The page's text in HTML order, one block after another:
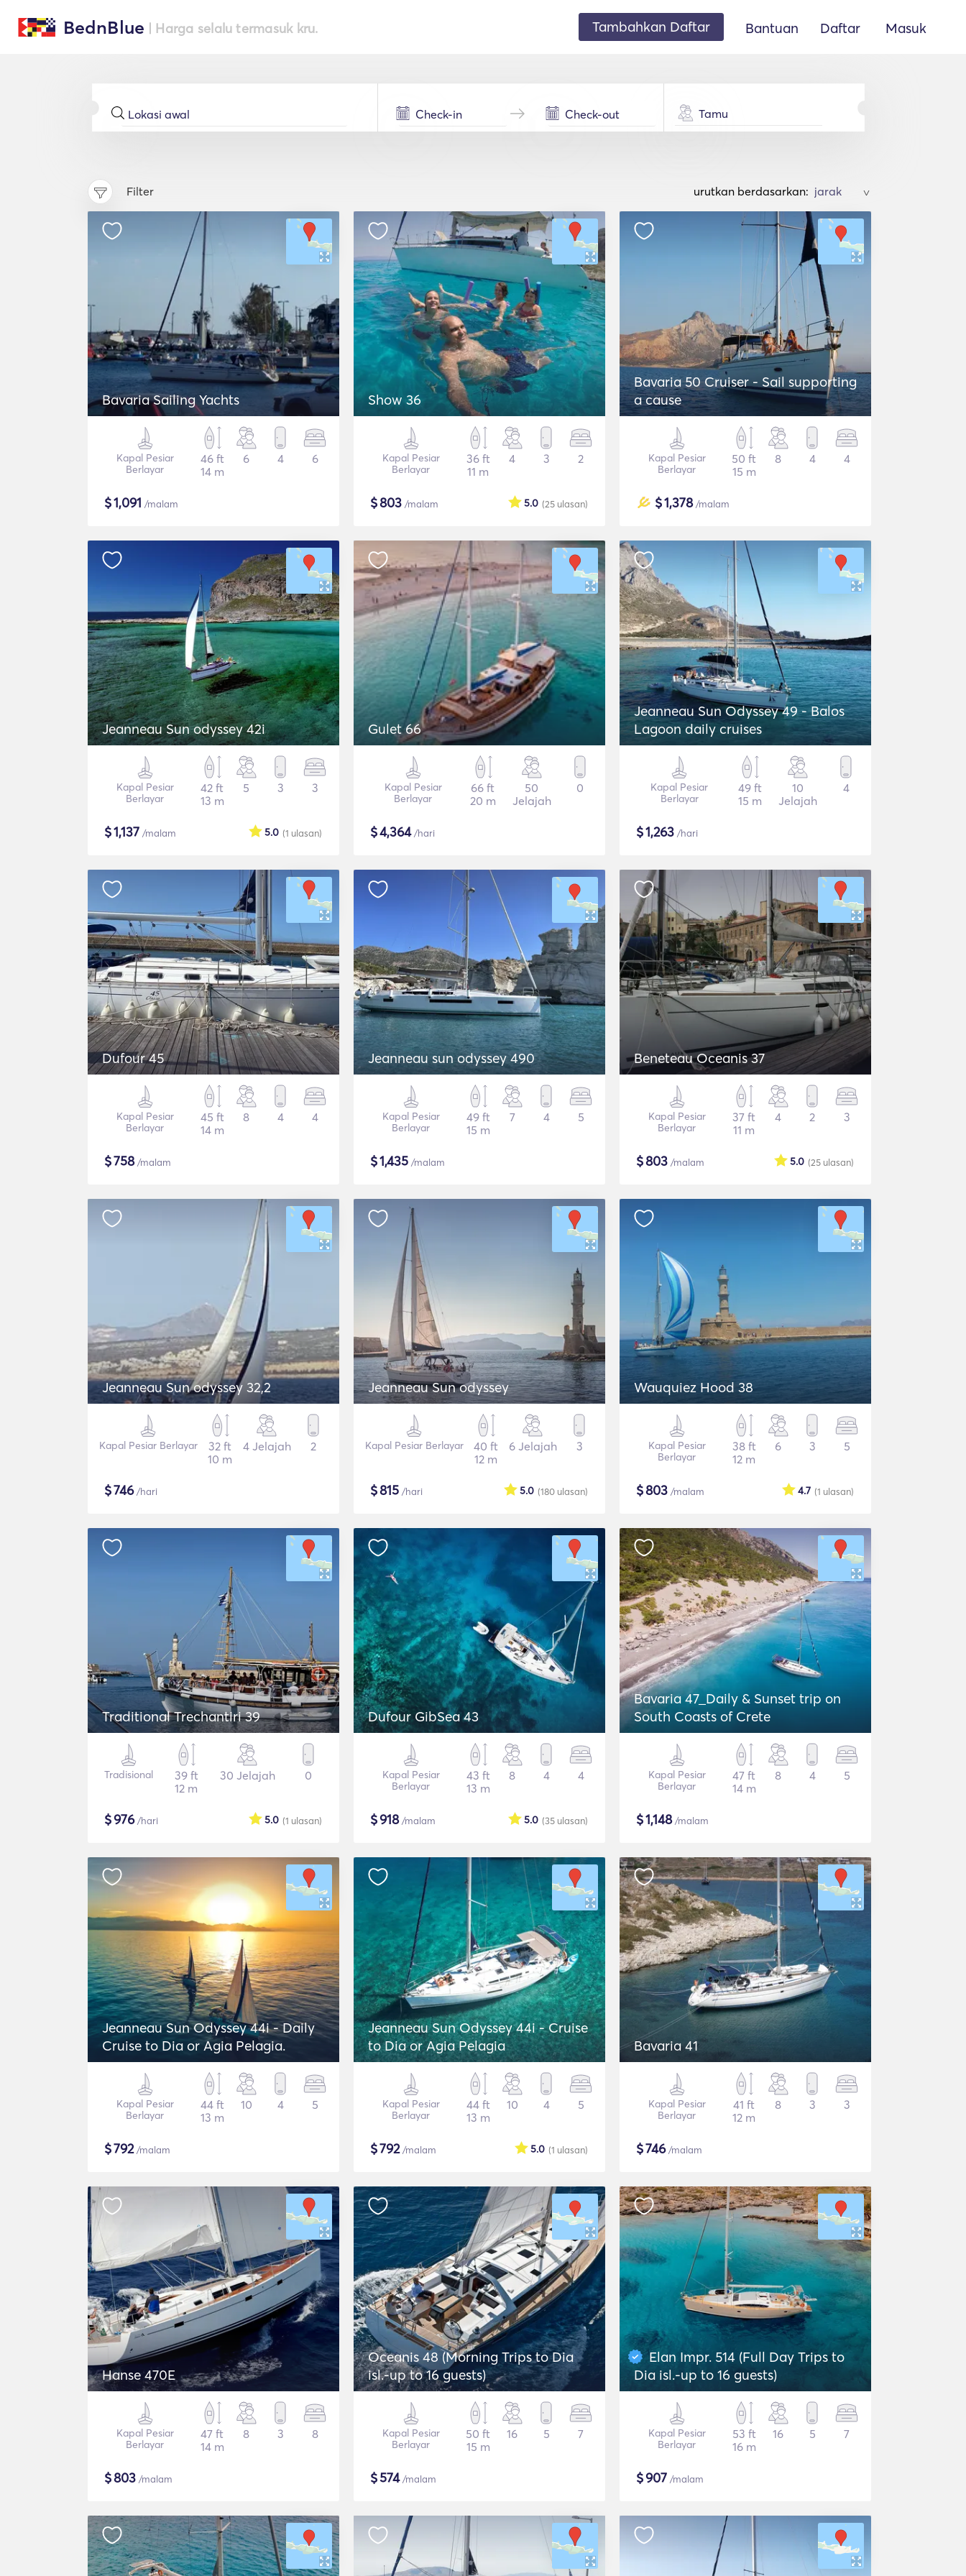
BednBlue | Harga selalu termasuk kru. Tambahkan Daftar Bantuan Daftar Masuk
Tamu
Filter urutkan berdasarkan: >
Bavaria Sailing Yachts
Kapal Pesiar
Berlayar
46 ft
14 m
6 4 6
$1,091 /malam
Show 36
Kapal Pesiar
Berlayar
36 ft
11 m
4 3 2
$803 /malam (25 ulasan)
5.0
Bavaria 50 Cruiser - Sail supporting
a cause
Kapal Pesiar
Berlayar
50 ft
15 m
8 4 4
$1,378/malam
Jeanneau Sun odyssey 42i
Kapal Pesiar
Berlayar
42 ft
13 m
5 3 3
$1,137 /malam (1 ulasan)
5.0
Gulet 66
Kapal Pesiar
Berlayar
66 ft
20 m
50
Jelajah
0
$4,364/hari
Jeanneau Sun Odyssey 49 - Balos
Lagoon daily cruises
Kapal Pesiar
Berlayar
49 ft
15 m
10
Jelajah
4
$1,263 /hari
Dufour 45
Kapal Pesiar
Berlayar
45 ft
14 m
8 4 4
$758/malam
Jeanneau sun odyssey 490
Kapal Pesiar
Berlayar
49 ft
15 m
7 4 5
$1,435 /malam
Beneteau Oceanis 37
Kapal Pesiar
Berlayar
37 ft
11 m
4 2 3
$803 /malam (25 ulasan)
5.0
Jeanneau Sun odyssey 32,2
Kapal Pesiar Berlayar
32 ft
10 m
4 Jelajah 2
$746/hari
Jeanneau Sun odyssey
Kapal Pesiar Berlayar
40 ft
12 m
6 Jelajah 3
$815 /hari (180 ulasan)
5.0
Wauquiez Hood 38
Kapal Pesiar
Berlayar
38 ft
12 m
6 3 5
$803 /malam (1 ulasan)
4.7
Traditional Trechantiri 39
Tradisional
39 ft
12 m
30 Jelajah 0
$976/hari (1 ulasan)
5.0
Dufour GibSea 43
Kapal Pesiar
Berlayar
43 ft
13 m
8 4 4
$918/malam (35 ulasan)
5.0
Bavaria 47_Daily & Sunset trip on
South Coasts of Crete
Kapal Pesiar
Berlayar
47 ft
14 m
8 4 5
$1,148/malam
Jeanneau Sun Odyssey 44i - Daily
Cruise to Dia or Agia Pelagia.
Kapal Pesiar
Berlayar
44 ft
13 m
10 4 5
$792/malam
Jeanneau Sun Odyssey 44i - Cruise
to Dia or Agia Pelagia
Kapal Pesiar
Berlayar
44 ft
13 m
10 4 5
$792/malam (1 ulasan)
5.0
Bavaria 41
Kapal Pesiar
Berlayar
41 ft
12 m
8 3 3
$746/malam
Hanse 470E
Kapal Pesiar
Berlayar
47 ft
14 m
8 3 8
$803 /malam
Oceanis 48 (Morning Trips to Dia
isl.-up to 16 guests)
Kapal Pesiar
Berlayar
50 ft
15 m
16 5 7
$574/malam
Elan Impr. 514 (Full Day Trips to
Dia isl.-up to 16 guests)
Kapal Pesiar
Berlayar
53 ft
16 m
16 5 7
$907 /malam